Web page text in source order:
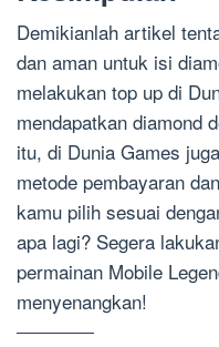
Demikianlah artikel
dan aman untuk isi
melakukan top up di
mendapatkan diamond
itu, di Dunia Games
metode pembayaran
kamu pilih sesuai
apa lagi? Segera
permainan Mobile
menyenangkan!